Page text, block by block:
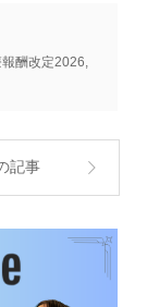
酬改定2026,
記事